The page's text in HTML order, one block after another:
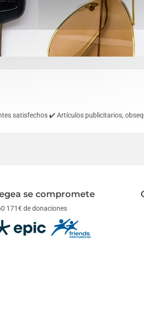
satisfechos ✔️ Artículos publicitarios,
se compromete
171€ de donaciones